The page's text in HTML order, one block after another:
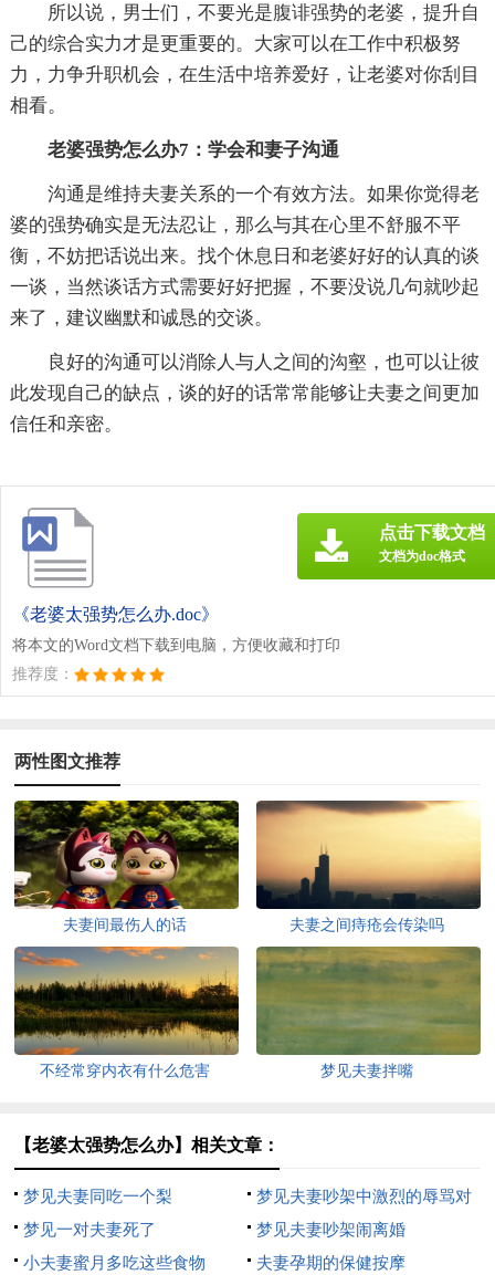
所以说，男士们，不要光是腹诽强势的老婆，提升自
己的综合实力才是更重要的。大家可以在工作中积极努
力，力争升职机会，在生活中培养爱好，让老婆对你刮目
相看。
老婆强势怎么办7：学会和妻子沟通
沟通是维持夫妻关系的一个有效方法。如果你觉得老
婆的强势确实是无法忍让，那么与其在心里不舒服不平
衡，不妨把话说出来。找个休息日和老婆好好的认真的谈
一谈，当然谈话方式需要好好把握，不要没说几句就吵起
来了，建议幽默和诚恳的交谈。
良好的沟通可以消除人与人之间的沟壑，也可以让彼
此发现自己的缺点，谈的好的话常常能够让夫妻之间更加
信任和亲密。
《老婆太强势怎么办.doc》
将本文的Word文档下载到电脑，方便收藏和打印
推荐度：
点击下载文档
文档为doc格式
两性图文推荐
夫妻间最伤人的话 夫妻之间痔疮会传染吗
不经常穿内衣有什么危害 梦见夫妻拌嘴
【老婆太强势怎么办】相关文章：
梦见夫妻同吃一个梨
梦见夫妻吵架中激烈的辱骂对
方
梦见一对夫妻死了
梦见夫妻吵架闹离婚
小夫妻蜜月多吃这些食物
夫妻孕期的保健按摩